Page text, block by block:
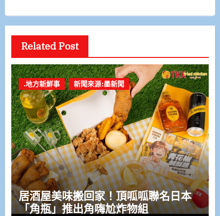
Related Post
.地方新鮮事 新聞來源:墨新聞
居酒屋美味搬回家！頂呱呱聯名日本
「角瓶」推出角嗨尬炸物組